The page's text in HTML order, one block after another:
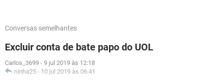
Conversas semelhantes
Excluir conta de bate papo do UOL
Carlos_3699 - 9 jul 2019 às 12:18
ninha25 - 10 jul 2019 às 06:41